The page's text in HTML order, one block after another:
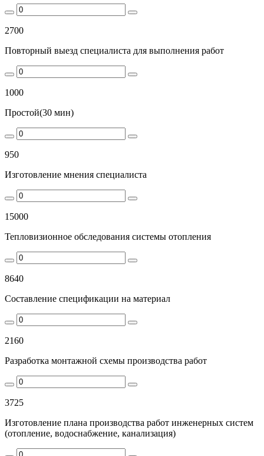
2700
Повторный выезд специалиста для выполнения работ
1000
Простой(30 мин)
950
Изготовление мнения специалиста
15000
Тепловизионное обследования системы отопления
8640
Составление спецификации на материал
2160
Разработка монтажной схемы производства работ
3725
Изготовление плана производства работ инженерных систем
(отопление, водоснабжение, канализация)